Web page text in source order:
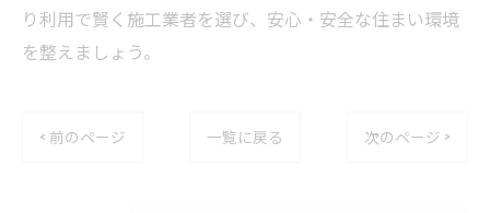
り利用で賢く施工業者を選び、安心・安全な住まい環境
を整えましょう。
< 前のページ 一覧に戻る 次のページ >